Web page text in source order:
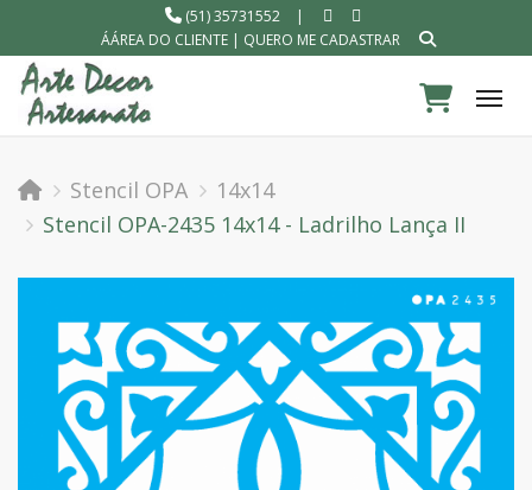
(51) 35731552
|
ÁÁREA DO CLIENTE| QUERO ME CADASTRAR
Stencil OPA
14x14
Stencil OPA-2435 14x14 - Ladrilho Lança II